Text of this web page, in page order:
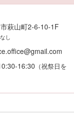
萩山町2-6-10-1F
し
16:30 （祝祭日を